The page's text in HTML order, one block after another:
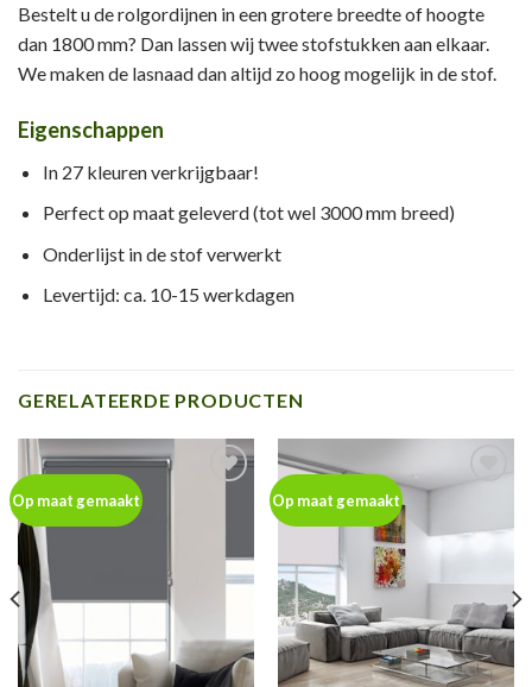
Bestelt u de rolgordijnen in een grotere breedte of hoogte
dan 1800 mm? Dan lassen wij twee stofstukken aan elkaar.
We maken de lasnaad dan altijd zo hoog mogelijk in de stof.
Eigenschappen
In 27 kleuren verkrijgbaar!
Perfect op maat geleverd (tot wel 3000 mm breed)
Onderlijst in de stof verwerkt
Levertijd: ca. 10-15 werkdagen
GERELATEERDE PRODUCTEN
Op maat gemaakt Op maat gemaakt
wenslijst